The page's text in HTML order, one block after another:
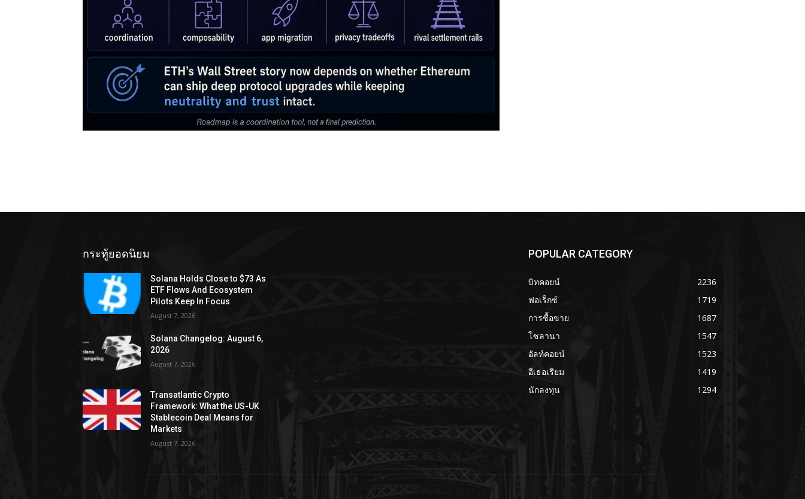
กระทู้ยอดนิยม
Solana Holds Close to $73 As
ETF Flows And Ecosystem
Pilots Keep In Focus
August 7, 2026
Solana Changelog: August 6,
2026
August 7, 2026
Transatlantic Crypto
Framework: What the US-UK
Stablecoin Deal Means for
Markets
August 7, 2026
POPULAR CATEGORY
บิทคอยน์
2236
ฟอเร็กซ์
1719
การซื้อขาย
1687
โซลานา
1547
อัลท์คอยน์
1523
อีเธอเรียม
1419
นักลงทุน
1294